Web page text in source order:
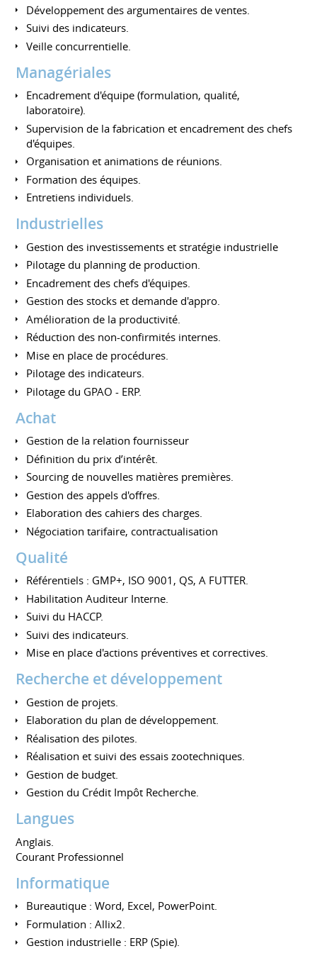
Développement des argumentaires de ventes.
Suivi des indicateurs.
Veille concurrentielle.
Managériales
Encadrement d'équipe (formulation, qualité,
laboratoire).
Supervision de la fabrication et encadrement des chefs
d'équipes.
Organisation et animations de réunions.
Formation des équipes.
Entretiens individuels.
Industrielles
Gestion des investissements et stratégie industrielle
Pilotage du planning de production.
Encadrement des chefs d'équipes.
Gestion des stocks et demande d'appro.
Amélioration de la productivité.
Réduction des non-confirmités internes.
Mise en place de procédures.
Pilotage des indicateurs.
Pilotage du GPAO - ERP.
Achat
Gestion de la relation fournisseur
Définition du prix d’intérêt.
Sourcing de nouvelles matières premières.
Gestion des appels d'offres.
Elaboration des cahiers des charges.
Négociation tarifaire, contractualisation
Qualité
Référentiels : GMP+, ISO 9001, QS, A FUTTER.
Habilitation Auditeur Interne.
Suivi du HACCP.
Suivi des indicateurs.
Mise en place d'actions préventives et correctives.
Recherche et développement
Gestion de projets.
Elaboration du plan de développement.
Réalisation des pilotes.
Réalisation et suivi des essais zootechniques.
Gestion de budget.
Gestion du Crédit Impôt Recherche.
Langues
Anglais.
Courant Professionnel
Informatique
Bureautique : Word, Excel, PowerPoint.
Formulation : Allix2.
Gestion industrielle : ERP (Spie).